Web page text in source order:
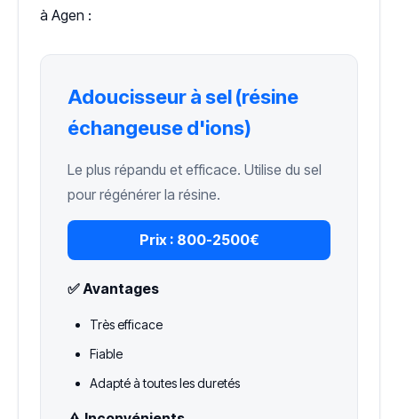
à Agen :
Adoucisseur à sel (résine
échangeuse d'ions)
Le plus répandu et efficace. Utilise du sel
pour régénérer la résine.
Prix : 800-2500€
✅ Avantages
Très efficace
Fiable
Adapté à toutes les duretés